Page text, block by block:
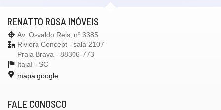
RENATTO ROSA IMÓVEIS
Av. Osvaldo Reis, nº 3385
Riviera Concept - sala 2107
Praia Brava - 88306-773
Itajaí - SC
mapa google
FALE CONOSCO